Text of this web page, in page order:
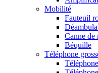
Mobilité
Fauteuil
Canne de
Béquille
Téléphone